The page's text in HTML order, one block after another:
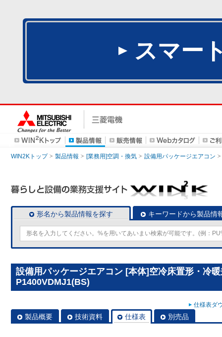
スマー
WIN2Kトップ 製品情報 [業務用]空調・換気 設備用パッケージエアコン
形名から製品情報を探す キーワードから製品情
設備用パッケージエアコン [本体]空冷床置形・冷
P1400VDMJ1(BS)
仕様表ダ
製品概要 技術資料 仕様表 別売品